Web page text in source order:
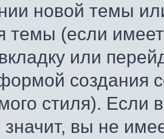
новой темы
темы (если
или
создания
стиля). Если
вы не